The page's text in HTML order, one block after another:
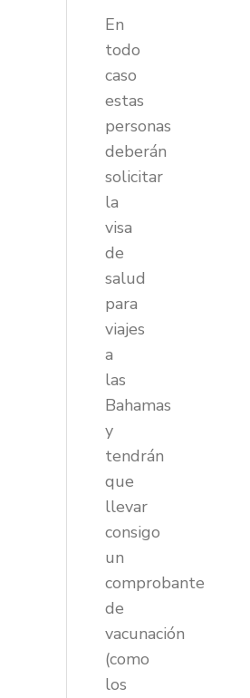
En
todo
caso
estas
personas
deberán
solicitar
la
visa
de
salud
para
viajes
a
las
Bahamas
y
tendrán
que
llevar
consigo
un
comprobante
de
vacunación
(como
los